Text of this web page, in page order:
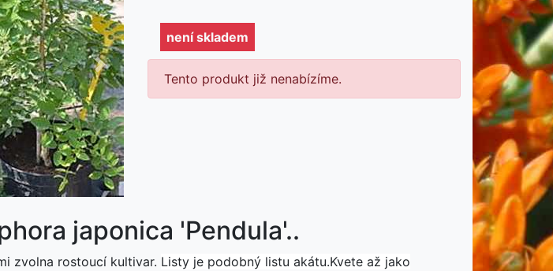
Další
není skladem
Tento produkt již nenabízíme.
japonica 'Pendula'..
zvolna rostoucí kultivar. Listy je podobný listu akátu.Kvete až jako